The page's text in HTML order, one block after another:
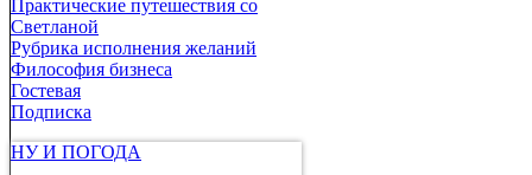
Практические путешествия со
Светланой
Рубрика исполнения желаний
Философия бизнеса
Гостевая
Подписка
НУ И ПОГОДА